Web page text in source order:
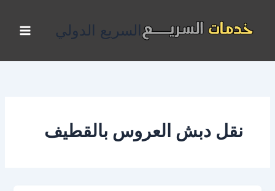
المحتوى
السريع الدولي
نقل دبش العروس بالقطيف